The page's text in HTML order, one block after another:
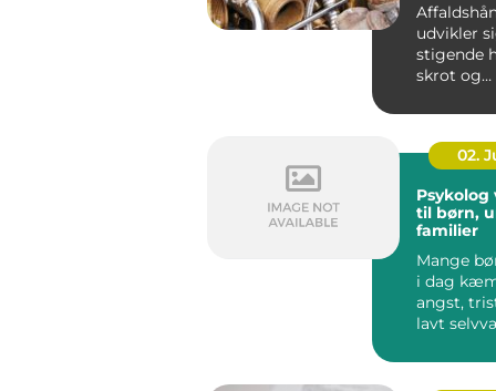
udvikler
stigende
skrot og
stramme...
02.
Psykolog
til børn,
familier
Mange
i dag
angst,
lavt